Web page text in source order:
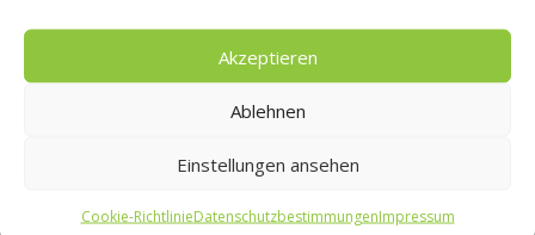
Akzeptieren
Ablehnen
Einstellungen ansehen
Cookie-RichtlinieDatenschutzbestimmungenImpressum
Viele Betriebe unterschätzen den Wert ihrer
bestehenden Flächen. Ein Veranstaltungsraum, der
am Wochenende leer steht, oder eine Lounge, die
tagsüber kaum genutzt wird, kann zusätzliche
nötig sind. Unser Ziel ist es, diesen Markt
transparenter und einfacher zugänglich zu machen.